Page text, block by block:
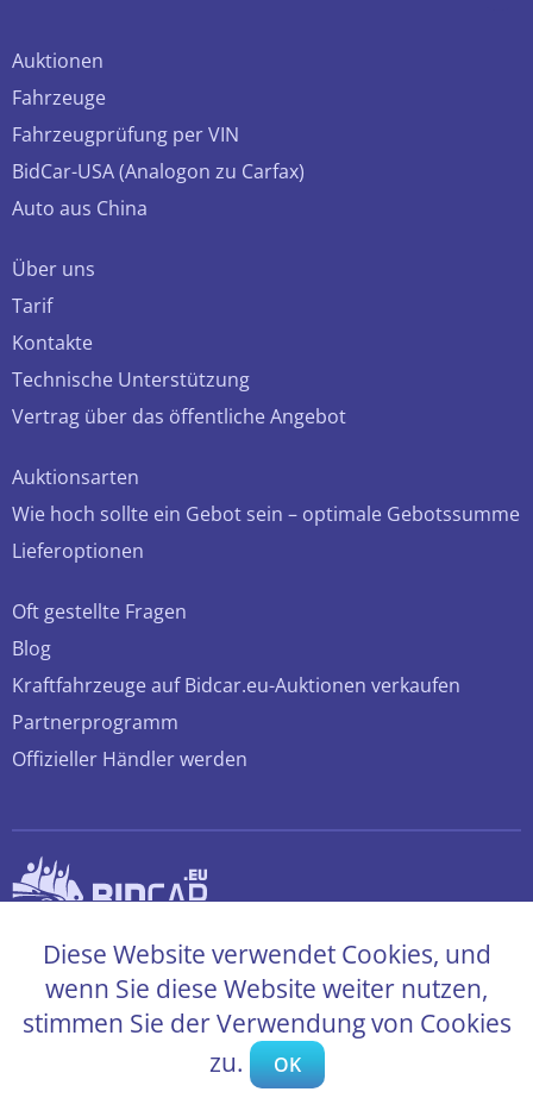
Auktionen
Fahrzeuge
Fahrzeugprüfung per VIN
BidCar-USA (Analogon zu Carfax)
Auto aus China
Über uns
Tarif
Kontakte
Technische Unterstützung
Vertrag über das öffentliche Angebot
Auktionsarten
Wie hoch sollte ein Gebot sein – optimale Gebotssumme
Lieferoptionen
Oft gestellte Fragen
Blog
Kraftfahrzeuge auf Bidcar.eu-Auktionen verkaufen
Partnerprogramm
Offizieller Händler werden
© 2026 bidcar.eu
Alle Rechte sind vorbehalten
Diese Website verwendet Cookies, und
wenn Sie diese Website weiter nutzen,
stimmen Sie der Verwendung von Cookies
zu.
OK